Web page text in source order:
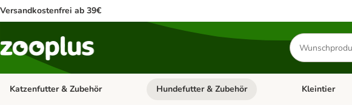
Versandkostenfrei ab 39€
Produkte
suchen
Katzenfutter & Zubehör Kategorie-Menü öffnen: Katzenfutter & Zubehör
Hundefutter & Zubehör Kategorie-
Kleintier